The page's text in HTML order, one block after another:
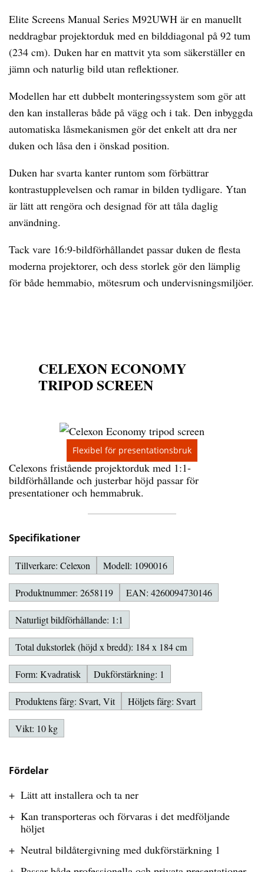
Elite Screens Manual Series M92UWH är en manuellt
neddragbar projektorduk med en bilddiagonal på 92 tum
(234 cm). Duken har en mattvit yta som säkerställer en
jämn och naturlig bild utan reflektioner.
Modellen har ett dubbelt monteringssystem som gör att
den kan installeras både på vägg och i tak. Den inbyggda
automatiska låsmekanismen gör det enkelt att dra ner
duken och låsa den i önskad position.
Duken har svarta kanter runtom som förbättrar
kontrastupplevelsen och ramar in bilden tydligare. Ytan
är lätt att rengöra och designad för att tåla daglig
användning.
Tack vare 16:9-bildförhållandet passar duken de flesta
moderna projektorer, och dess storlek gör den lämplig
för både hemmabio, mötesrum och undervisningsmiljöer.
Flexibel för presentationsbruk
CELEXON ECONOMY
TRIPOD SCREEN
Celexons fristående projektorduk med 1:1-
bildförhållande och justerbar höjd passar för
presentationer och hemmabruk.
Fördelar
Lätt att installera och ta ner
Kan transporteras och förvaras i det medföljande
höljet
Neutral bildåtergivning med dukförstärkning 1
Specifikationer
Tillverkare: Celexon Modell: 1090016
Produktnummer: 2658119 EAN: 4260094730146
Naturligt bildförhållande: 1:1
Total dukstorlek (höjd x bredd): 184 x 184 cm
Form: Kvadratisk Dukförstärkning: 1
Produktens färg: Svart, Vit Höljets färg: Svart
Vikt: 10 kg